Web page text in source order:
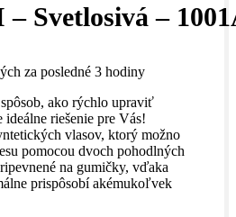
Svetlosivá –
za posledné 3 hodiny
ako rýchlo upraviť
ideálne riešenie pre Vás!
vlasov, ktorý možno
pomocou dvoch pohodlných
na gumičky, vďaka
prispôsobí akémukoľvek